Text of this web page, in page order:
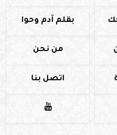
بقلم آدم وحوا
من نحن
اتصل بنا
